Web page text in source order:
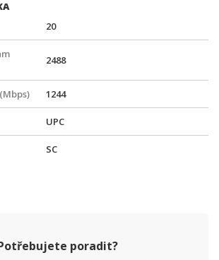
20
2488
1244
UPC
SC
poradit?